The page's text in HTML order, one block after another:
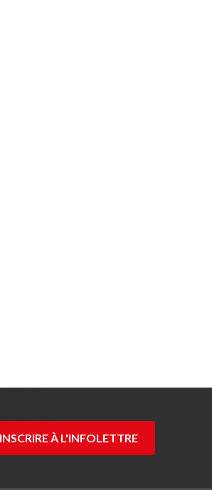
À L'INFOLETTRE